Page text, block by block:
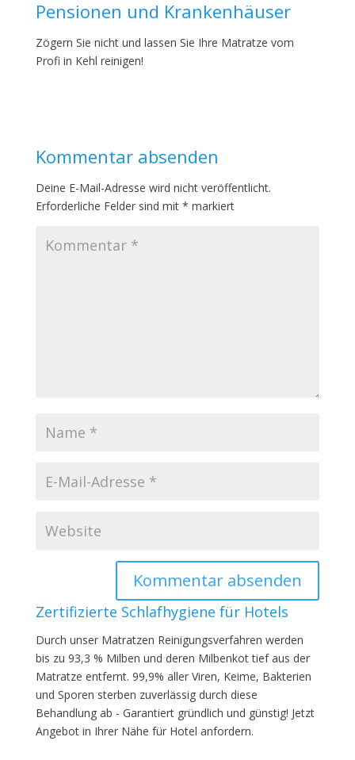
Pensionen und Krankenhäuser
Zögern Sie nicht und lassen Sie Ihre Matratze vom
Profi in Kehl reinigen!
Kommentar absenden
Deine E-Mail-Adresse wird nicht veröffentlicht.
Erforderliche Felder sind mit * markiert
Zertifizierte Schlafhygiene für Hotels
Durch unser Matratzen Reinigungsverfahren werden
bis zu 93,3 % Milben und deren Milbenkot tief aus der
Matratze entfernt. 99,9% aller Viren, Keime, Bakterien
und Sporen sterben zuverlässig durch diese
Behandlung ab - Garantiert gründlich und günstig! Jetzt
Angebot in Ihrer Nähe für Hotel anfordern.